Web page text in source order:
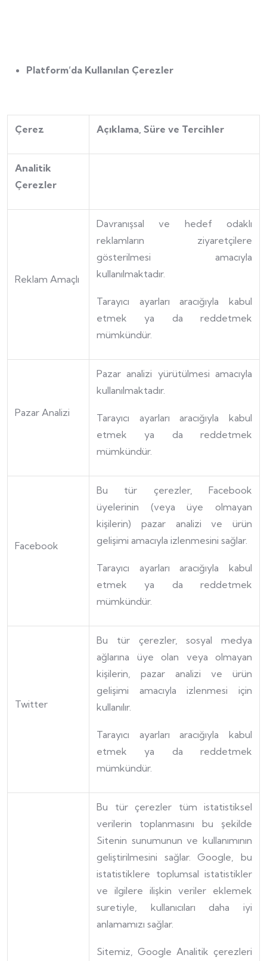
Platform’da Kullanılan Çerezler
Çerez Açıklama, Süre ve Tercihler
Analitik
Çerezler
Reklam Amaçlı
Davranışsal ve hedef odaklı
reklamların ziyaretçilere
gösterilmesi amacıyla
kullanılmaktadır.
Tarayıcı ayarları aracığıyla kabul
etmek ya da reddetmek
mümkündür.
Pazar Analizi
Pazar analizi yürütülmesi amacıyla
kullanılmaktadır.
Tarayıcı ayarları aracığıyla kabul
etmek ya da reddetmek
mümkündür.
Facebook
Bu tür çerezler, Facebook
üyelerinin (veya üye olmayan
kişilerin) pazar analizi ve ürün
gelişimi amacıyla izlenmesini sağlar.
Tarayıcı ayarları aracığıyla kabul
etmek ya da reddetmek
mümkündür.
Twitter
Bu tür çerezler, sosyal medya
ağlarına üye olan veya olmayan
kişilerin, pazar analizi ve ürün
gelişimi amacıyla izlenmesi için
kullanılır.
Tarayıcı ayarları aracığıyla kabul
etmek ya da reddetmek
mümkündür.
Bu tür çerezler tüm istatistiksel
verilerin toplanmasını bu şekilde
Sitenin sunumunun ve kullanımının
geliştirilmesini sağlar. Google, bu
istatistiklere toplumsal istatistikler
ve ilgilere ilişkin veriler eklemek
suretiyle, kullanıcıları daha iyi
anlamamızı sağlar.
Sitemiz, Google Analitik çerezleri